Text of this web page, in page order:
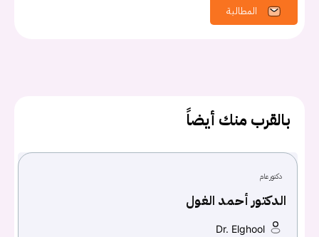
يجب عليك تسجيل الدخول حتى يمكنك طرح سؤال.
المطالبة
بالقرب منك أيضاً
دكتور عام
الدكتور أحمد الغول
Dr. Elghool